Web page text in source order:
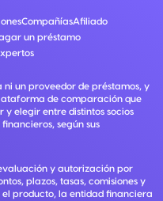
CompañíasAfiliado
un préstamo
un proveedor de préstamos, y
de comparación que
elegir entre distintos socios
según sus
y autorización por
plazos, tasas, comisiones y
producto, la entidad financiera